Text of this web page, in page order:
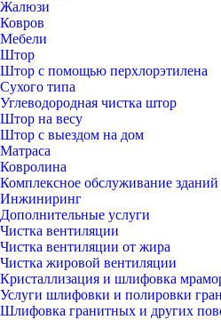
Жалюзи
Ковров
Мебели
Штор
Штор с помощью перхлорэтилена
Сухого типа
Углеводородная чистка штор
Штор на весу
Штор с выездом на дом
Матраса
Ковролина
Комплексное обслуживание зданий
Инжиниринг
Дополнительные услуги
Чистка вентиляции
Чистка вентиляции от жира
Чистка жировой вентиляции
Кристаллизация и шлифовка
Услуги шлифовки и полировки
Шлифовка гранитных и других